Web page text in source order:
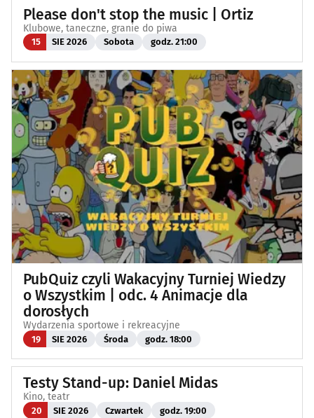
Please don't stop the music | Ortiz
Klubowe, taneczne, granie do piwa
15 SIE 2026 Sobota godz. 21:00
PubQuiz czyli Wakacyjny Turniej Wiedzy
o Wszystkim | odc. 4 Animacje dla
dorosłych
Wydarzenia sportowe i rekreacyjne
19 SIE 2026 Środa godz. 18:00
Testy Stand-up: Daniel Midas
Kino, teatr
20 SIE 2026 Czwartek godz. 19:00